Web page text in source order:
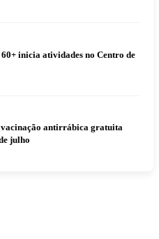
inicia atividades no Centro de
antirrábica gratuita
julho